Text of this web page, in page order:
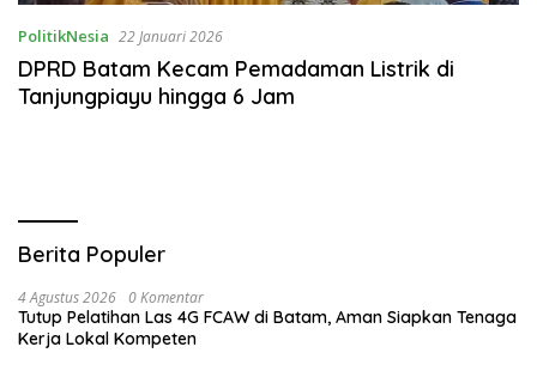
PolitikNesia 22 Januari 2026
DPRD Batam Kecam Pemadaman Listrik di
Tanjungpiayu hingga 6 Jam
Berita Populer
4 Agustus 2026 0 Komentar
Tutup Pelatihan Las 4G FCAW di Batam, Aman Siapkan Tenaga
Kerja Lokal Kompeten